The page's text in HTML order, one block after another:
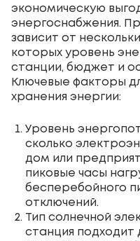
экономическую
энергоснабжения.
зависит от
которых уровень
станции, бюджет и
Ключевые факторы
хранения энергии:
Уровень
сколько
дом или
пиковые часы
бесперебойного
отключений.
Тип солнечной
станция подходит